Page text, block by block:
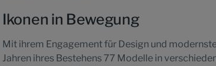
Ikonen in Bewegung
Mit ihrem Engagement für Design und
Jahren ihres Bestehens 77 Modelle in